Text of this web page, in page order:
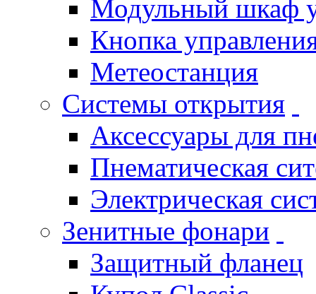
Модульный шкаф
Кнопка
Метеостанция
Системы открытия
Аксессуары для
Пнематическая
Электрическая
Зенитные фонари
Защитный фланец